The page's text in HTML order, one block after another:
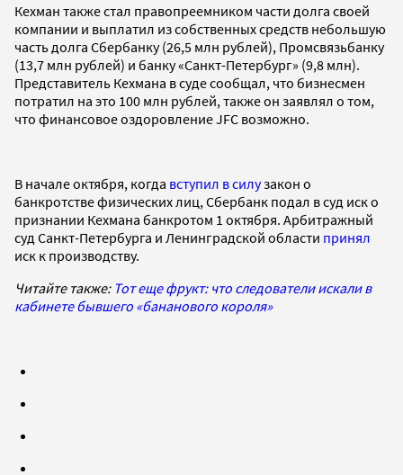
Кехман также стал правопреемником части долга своей
компании и выплатил из собственных средств небольшую
часть долга Сбербанку (26,5 млн рублей), Промсвязьбанку
(13,7 млн рублей) и банку «Санкт-Петербург» (9,8 млн).
Представитель Кехмана в суде сообщал, что бизнесмен
потратил на это 100 млн рублей, также он заявлял о том,
что финансовое оздоровление JFC возможно.
В начале октября, когда вступил в силузакон о
банкротстве физических лиц, Сбербанк подал в суд иск о
признании Кехмана банкротом 1 октября. Арбитражный
суд Санкт-Петербурга и Ленинградской области принял
иск к производству.
Читайте также: Тот еще фрукт: что следователи искали в
кабинете бывшего «бананового короля»